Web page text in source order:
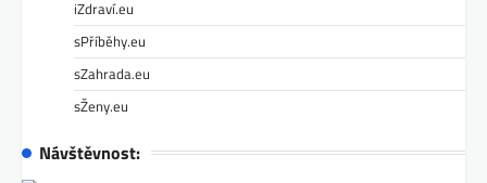
iZdraví.eu
sPříběhy.eu
sZahrada.eu
sŽeny.eu
Návštěvnost: